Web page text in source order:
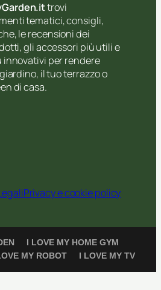
trovi
tematici, consigli,
le recensioni dei
gli accessori più utili e
innovativi per rendere
il tuo terrazzo o
di casa.
Privacy e cookie policy
I LOVE MY HOME GYM
MY ROBOT I LOVE MY TV